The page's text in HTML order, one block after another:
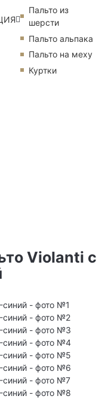
Пальто из
шерсти
Пальто альпака
Пальто на меху
Куртки
Violanti с